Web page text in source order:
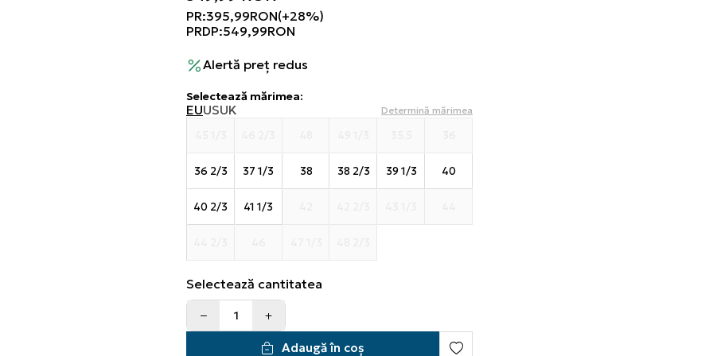
PR:395,99RON(+28%)
PRDP:549,99RON
Alertă preț redus
Selectează mărimea:
EUUSUK Determină mărimea
36 2/3 37 1/3 38 38 2/3 39 1/3 40
40 2/3 41 1/3
Selectează cantitatea
Adaugă în coș